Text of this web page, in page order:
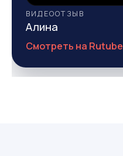
ВИДЕООТЗЫВ
Алина
Смотреть на Rutube